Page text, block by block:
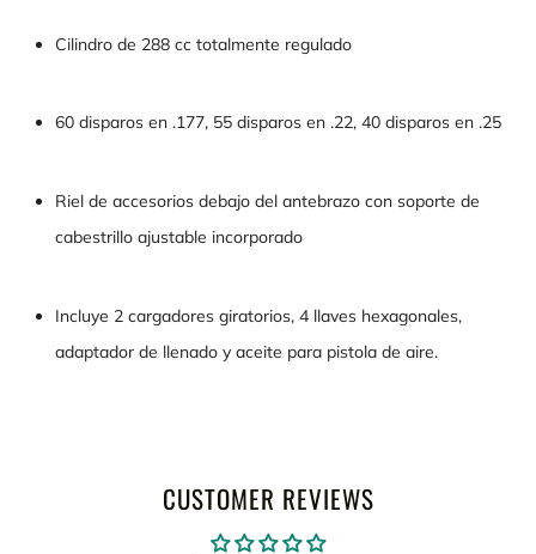
Cilindro de 288 cc totalmente regulado
60 disparos en .177, 55 disparos en .22, 40 disparos en .25
Riel de accesorios debajo del antebrazo con soporte de
cabestrillo ajustable incorporado
Incluye 2 cargadores giratorios, 4 llaves hexagonales,
adaptador de llenado y aceite para pistola de aire.
CUSTOMER REVIEWS